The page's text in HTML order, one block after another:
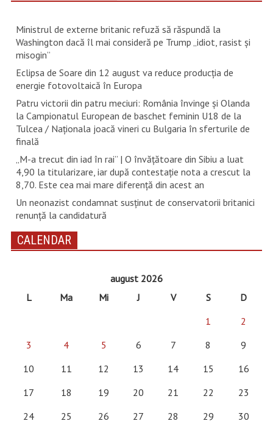
Ministrul de externe britanic refuză să răspundă la
Washington dacă îl mai consideră pe Trump „idiot, rasist şi
misogin”
Eclipsa de Soare din 12 august va reduce producția de
energie fotovoltaică în Europa
Patru victorii din patru meciuri: România învinge și Olanda
la Campionatul European de baschet feminin U18 de la
Tulcea / Naționala joacă vineri cu Bulgaria în sferturile de
finală
„M-a trecut din iad în rai” | O învățătoare din Sibiu a luat
4,90 la titularizare, iar după contestație nota a crescut la
8,70. Este cea mai mare diferență din acest an
Un neonazist condamnat susţinut de conservatorii britanici
renunţă la candidatură
CALENDAR
august 2026
L
Ma Mi J V S
D
1
2
3
4 5 6 7 8
9
10
11 12 13 14 15
16
17
18 19 20 21 22
23
24
25 26 27 28 29
30